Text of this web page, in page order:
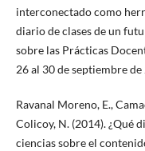
interconectado como
diario de clases de un
sobre las Prácticas
26 al 30 de septiembre de
Ravanal Moreno, E.,
Colicoy, N. (2014). ¿Qué
ciencias sobre el